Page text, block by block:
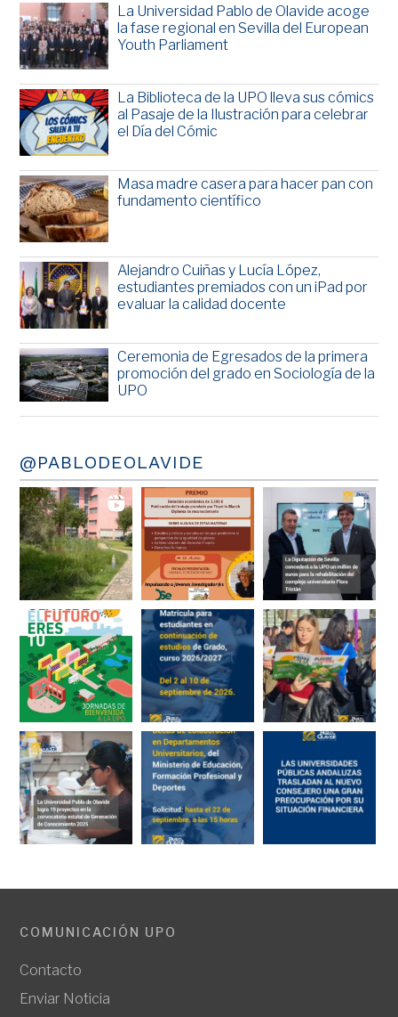
La Universidad Pablo de Olavide acoge
la fase regional en Sevilla del European
Youth Parliament
La Biblioteca de la UPO lleva sus cómics
al Pasaje de la Ilustración para celebrar
el Día del Cómic
Masa madre casera para hacer pan con
fundamento científico
Alejandro Cuiñas y Lucía López,
estudiantes premiados con un iPad por
evaluar la calidad docente
Ceremonia de Egresados de la primera
promoción del grado en Sociología de la
UPO
@PABLODEOLAVIDE
COMUNICACIÓN UPO
Contacto
Enviar Noticia